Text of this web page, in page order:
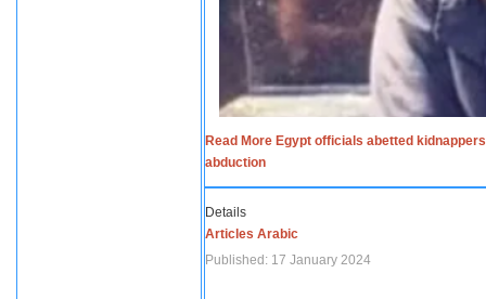
Read More Egypt officials abetted
abduction
Details
Articles Arabic
Published: 17 January 2024